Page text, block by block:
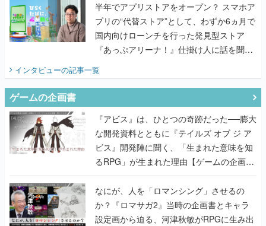
半年でアプリストアをオープン？ スマホア
プリの“代替ストア”として、わずか6ヵ月で
国内向けローンチを行った発見型ストア
『あっぷアリーナ！』仕掛け人に話を聞い
インタビューの記事一覧
ゲームの企画書
『アビス』は、ひとつの奇跡だった──膨大
な開発資料とともに『テイルズ オブ ジ ア
ビス』開発陣に聞く、「生まれた意味を知
るRPG」が生まれた理由【ゲームの企画
書】
なにが、人を「ロマンシング」させるの
か？『ロマサガ2』当時の企画書とキャラ
設定画から迫る、河津秋敏がRPGに生み出